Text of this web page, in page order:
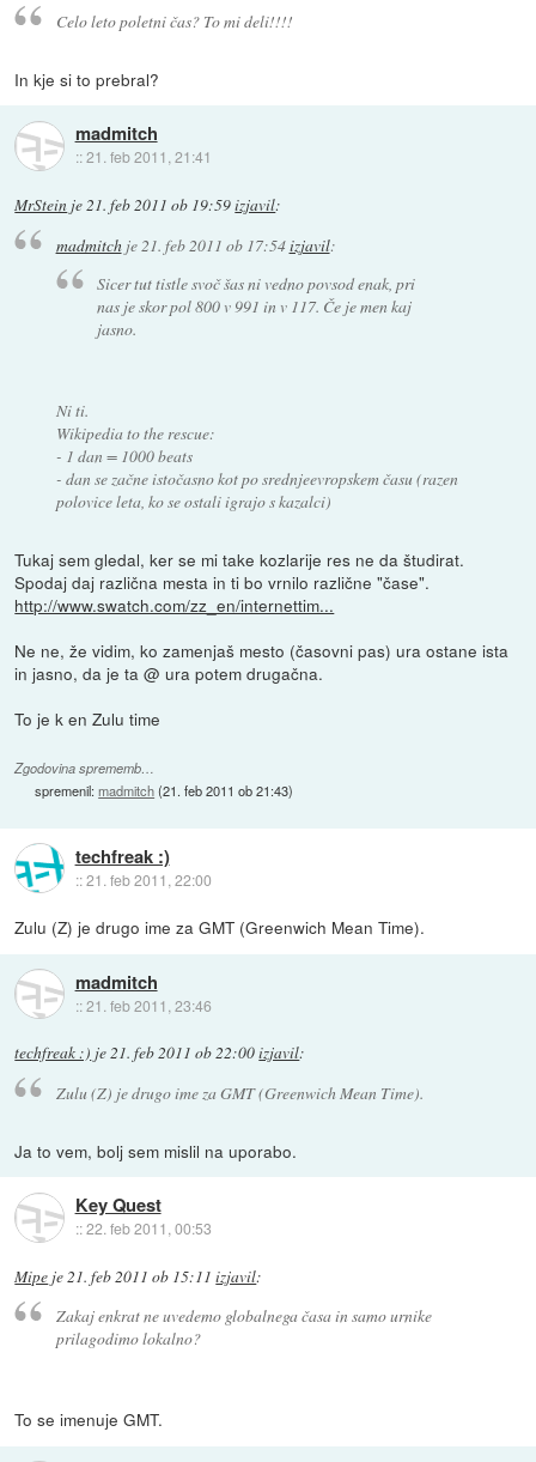
Celo leto poletni čas? To mi deli!!!!
In kje si to prebral?
madmitch
::21. feb 2011, 21:41
MrStein je21. feb 2011 ob 19:59izjavil:
madmitchje 21. feb 2011 ob 17:54izjavil:
Sicer tut tistle svoč šas ni vedno povsod enak, pri
nas je skor pol 800 v 991 in v 117. Če je men kaj
jasno.
Ni ti.
Wikipedia to the rescue:
- 1 dan = 1000 beats
- dan se začne istočasno kot po srednjeevropskem času (razen
polovice leta, ko se ostali igrajo s kazalci)
Tukaj sem gledal, ker se mi take kozlarije res ne da študirat.
Spodaj daj različna mesta in ti bo vrnilo različne "čase".
http://www.swatch.com/zz_en/internettim...
Ne ne, že vidim, ko zamenjaš mesto (časovni pas) ura ostane ista
in jasno, da je ta @ ura potem drugačna.
To je k en Zulu time
Zgodovina sprememb…
spremenil:madmitch(21. feb 2011 ob 21:43)
techfreak :)
::21. feb 2011, 22:00
Zulu (Z) je drugo ime za GMT (Greenwich Mean Time).
madmitch
::21. feb 2011, 23:46
techfreak :) je21. feb 2011 ob 22:00izjavil:
Zulu (Z) je drugo ime za GMT (Greenwich Mean Time).
Ja to vem, bolj sem mislil na uporabo.
Key Quest
::22. feb 2011, 00:53
Mipe je21. feb 2011 ob 15:11 izjavil:
Zakaj enkrat ne uvedemo globalnega časa in samo urnike
prilagodimo lokalno?
To se imenuje GMT.